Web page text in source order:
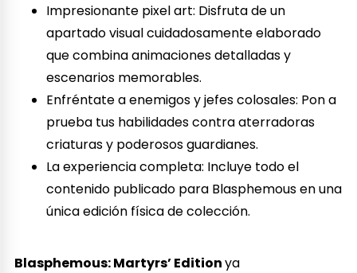
Impresionante pixel art: Disfruta de un
apartado visual cuidadosamente elaborado
que combina animaciones detalladas y
escenarios memorables.
Enfréntate a enemigos y jefes colosales: Pon a
prueba tus habilidades contra aterradoras
criaturas y poderosos guardianes.
La experiencia completa: Incluye todo el
contenido publicado para Blasphemous en una
única edición física de colección.
Blasphemous: Martyrs’ Editionya